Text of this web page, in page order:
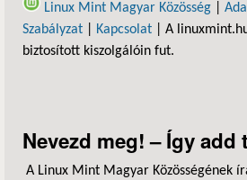
Linux Mint Magyar Közösség
Szabályzat
Kapcsolat | A
biztosított kiszolgálóin fut.
Nevezd meg! – Így add
A Linux Mint Magyar Közösségének